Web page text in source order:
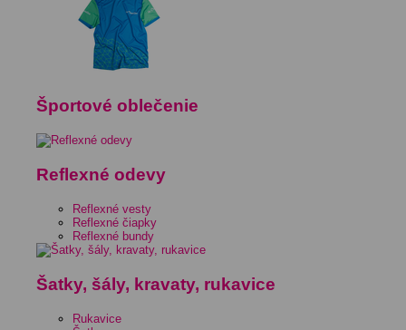
Športové oblečenie
Reflexné odevy
Reflexné vesty
Reflexné čiapky
Reflexné bundy
Šatky, šály, kravaty, rukavice
Rukavice